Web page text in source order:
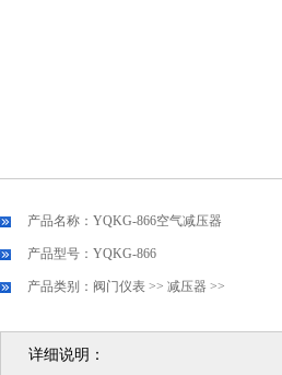
产品名称：YQKG-866空气减压器
产品型号：YQKG-866
产品类别： 阀门仪表 >> 减压器 >>
详细说明：